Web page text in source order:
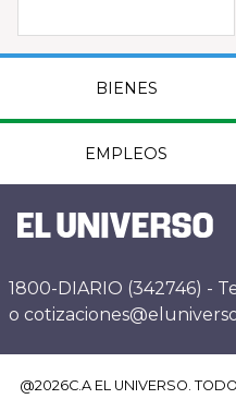
BIENES
EMPLEOS
1800-DIARIO (342746) -
o
@2026C.A EL UNIVERSO.